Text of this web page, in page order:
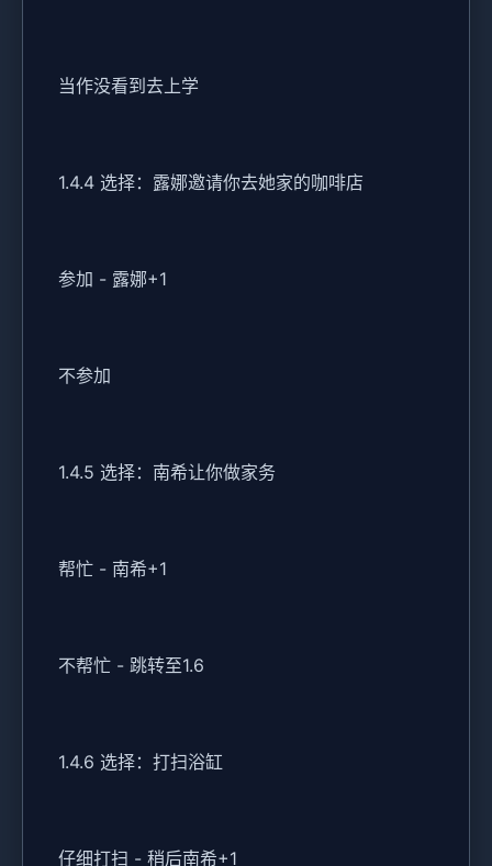
当作没看到去上学
1.4.4 选择：露娜邀请你去她家的咖啡店
参加 - 露娜+1
不参加
1.4.5 选择：南希让你做家务
帮忙 - 南希+1
不帮忙 - 跳转至1.6
1.4.6 选择：打扫浴缸
仔细打扫 - 稍后南希+1